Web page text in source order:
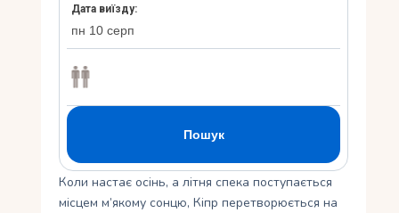
Коли настає осінь, а літня спека поступається
місцем м’якому сонцю, Кіпр перетворюється на